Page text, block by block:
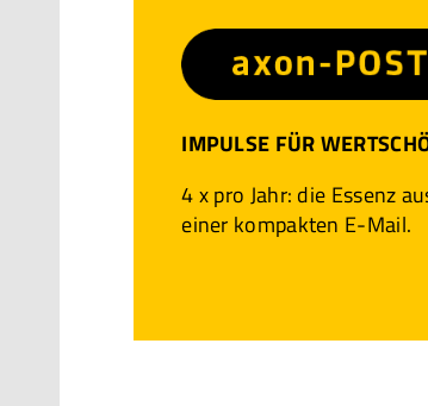
IMPULSE FÜR
4 x pro Jahr: die Essenz
einer kompakten E-Mail.